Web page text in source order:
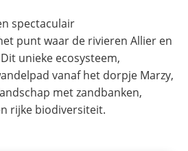
spectaculair
punt waar de rivieren Allier en
unieke ecosysteem,
vanaf het dorpje Marzy,
met zandbanken,
rijke biodiversiteit.